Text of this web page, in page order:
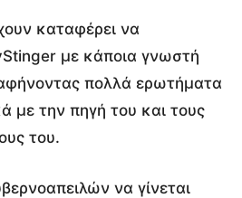
καταφέρει να
με κάποια γνωστή
πολλά ερωτήματα
με την πηγή του και τους
του.
να γίνεται